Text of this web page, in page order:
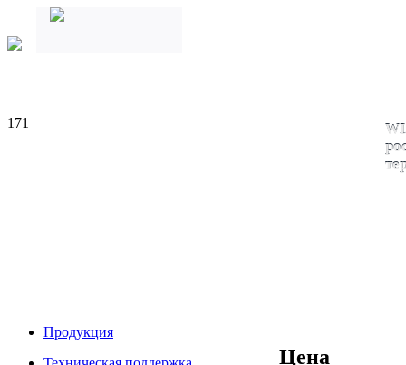
171
Продукция
Цена